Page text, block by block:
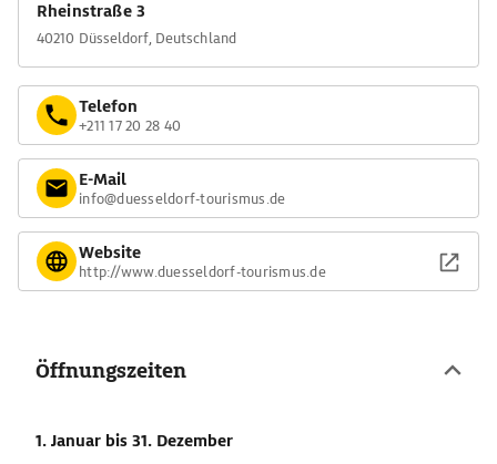
Rheinstraße 3
40210 Düsseldorf, Deutschland
Telefon
+211 17 20 28 40
E-Mail
info@duesseldorf-tourismus.de
Website
http://www.duesseldorf-tourismus.de
Öffnungszeiten
1. Januar bis 31. Dezember